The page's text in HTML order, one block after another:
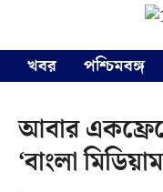
content
খবর
পশ্চিমবঙ্গ
আবার
‘বাংলা